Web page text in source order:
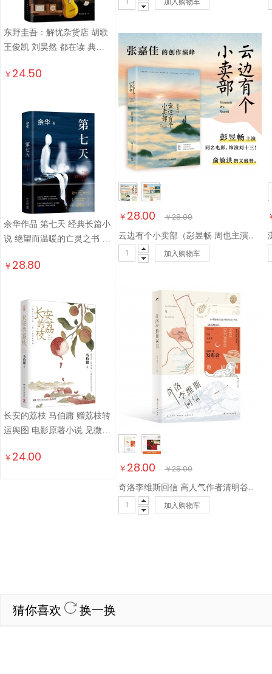
东野圭吾：解忧杂货店 胡歌
王俊凯 刘昊然 都在读 典藏
￥ 24.50
余华作品 第七天 经典长篇小
说 绝望而温暖的亡灵之书 获
￥ 28.80
长安的荔枝 马伯庸 赠荔枝转
运舆图 电影原著小说 见微系
￥ 24.00
￥ 28.00 ￥28.00
云边有个小卖部（彭昱畅 周也主演电影原著小说，随书附赠云边镇四季明信片和张嘉佳作词惊喜彩蛋）
加入购物车
￥ 28.00 ￥28.00
奇洛李维斯回信 高人气作者清明谷雨口碑代表作！新增出版两万字番外《成人礼礼物》 ，附赠多重随书赠品
加入购物车
猜你喜欢 换一换